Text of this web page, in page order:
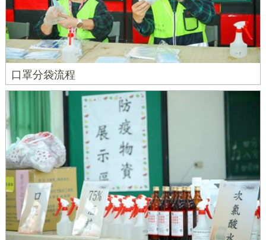
口罩分袋流程